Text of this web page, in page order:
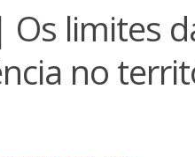
limites
no